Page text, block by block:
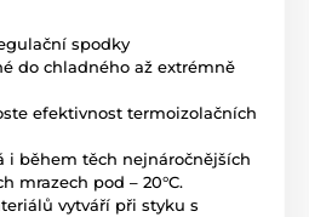
spodky
do chladného až extrémně
efektivnost termoizolačních
i během těch nejnáročnějších
mrazech pod – 20°C.
vytváří při styku s